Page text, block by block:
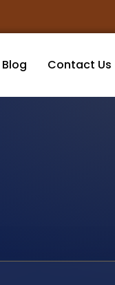
Blog Contact Us